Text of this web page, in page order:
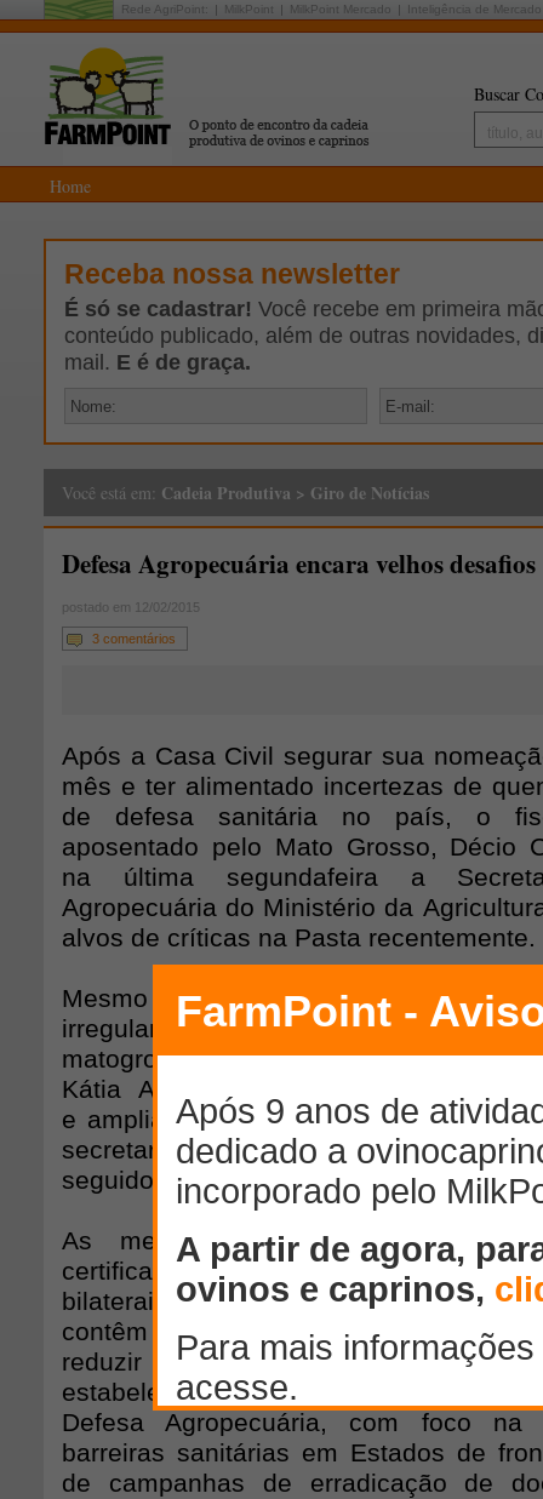
Rede AgriPoint: MilkPoint MilkPoint Mercado Inteligência de Mercado
Buscar
Home
Receba nossa newsletter
É só se cadastrar! Você recebe em primeira
conteúdo publicado, além de outras novidades,
mail. E é de graça.
Você está em: Cadeia Produtiva > Giro de Notícias
Defesa Agropecuária encara velhos desafios
postado em 12/02/2015
3 comentários
Após a Casa Civil segurar sua
mês e ter alimentado incertezas de
de defesa sanitária no país, o
aposentado pelo Mato Grosso, Décio
na última segunda­feira a
Agropecuária do Ministério da
alvos de críticas na Pasta recentemente.
Mesmo respondendo a processos
irregularidades quando atuou no
mato­grossense, ele foi assegurado no
Kátia Abreu. Sua missão é dar
e ampliar a participação do setor
secretaria, questionada por
seguidos contingenciamentos de verbas.
As metas prioritárias, segundo
certificados sanitários de acordos
bilaterais que não são revisados há
contêm exigências antigas que não
reduzir prazos de registros de
estabelecimentos; e viabilizar o
Defesa Agropecuária, com foco na
barreiras sanitárias em Estados de
de campanhas de erradicação de